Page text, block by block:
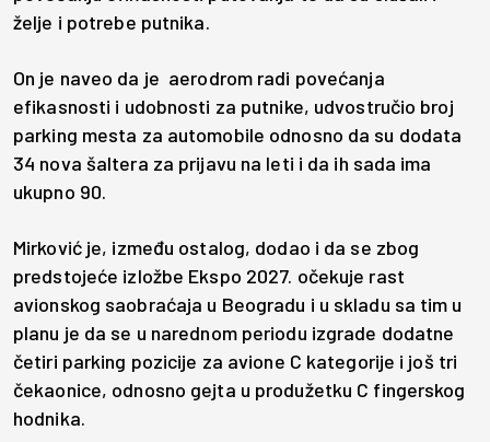
želje i potrebe putnika.
On je naveo da je aerodrom radi povećanja
efikasnosti i udobnosti za putnike, udvostručio broj
parking mesta za automobile odnosno da su dodata
34 nova šaltera za prijavu na leti i da ih sada ima
ukupno 90.
Mirković je, između ostalog, dodao i da se zbog
predstojeće izložbe Ekspo 2027. očekuje rast
avionskog saobraćaja u Beogradu i u skladu sa tim u
planu je da se u narednom periodu izgrade dodatne
četiri parking pozicije za avione C kategorije i još tri
čekaonice, odnosno gejta u produžetku C fingerskog
hodnika.